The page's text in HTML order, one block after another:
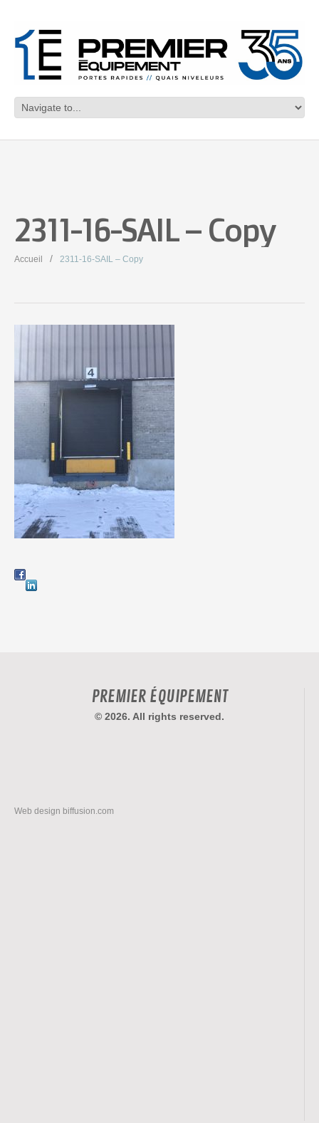
2311-16-SAIL – Copy
Accueil 2311-16-SAIL – Copy
PREMIER ÉQUIPEMENT
© 2026. All rights reserved.
Web design biffusion.com